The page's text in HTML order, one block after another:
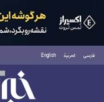
فارسی العربية English
شنبه ۱۷ مرداد ۱۴۰۵